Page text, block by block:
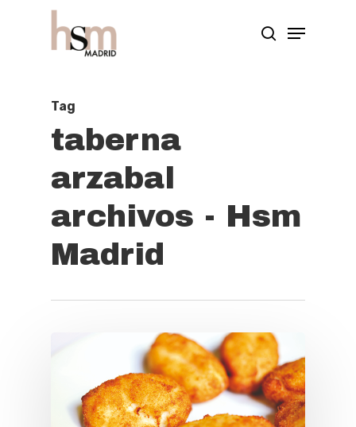
Tag
taberna
arzabal
archivos - Hsm
Madrid